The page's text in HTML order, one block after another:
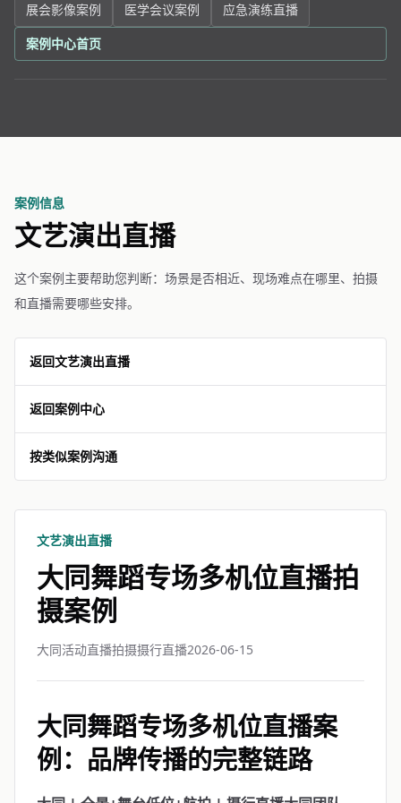
展会影像案例
医学会议案例
应急演练直播
案例中心首页
案例信息
文艺演出直播
这个案例主要帮助您判断：场景是否相近、现场难点在哪里、拍摄
和直播需要哪些安排。
返回文艺演出直播
返回案例中心
按类似案例沟通
文艺演出直播
大同舞蹈专场多机位直播拍
摄案例
大同活动直播拍摄摄行直播2026-06-15
大同舞蹈专场多机位直播案
例：品牌传播的完整链路